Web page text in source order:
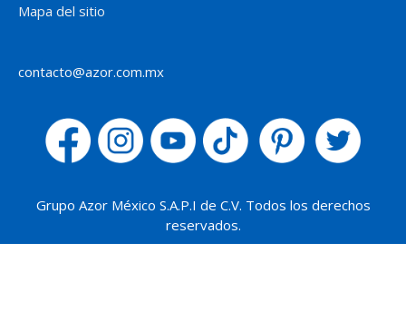
Mapa del sitio
contacto@azor.com.mx
Grupo Azor México S.A.P.I de C.V. Todos los derechos
reservados.